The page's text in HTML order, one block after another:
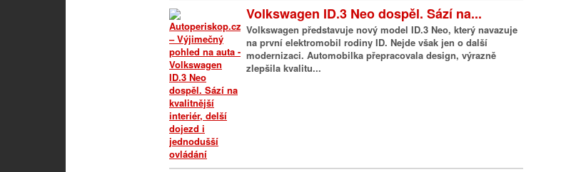
Volkswagen ID.3 Neo dospěl. Sází na...
Volkswagen představuje nový model ID.3 Neo, který navazuje
na první elektromobil rodiny ID. Nejde však jen o další
modernizaci. Automobilka přepracovala design, výrazně
zlepšila kvalitu...